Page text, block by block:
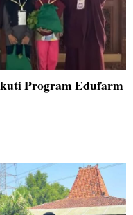
Program Edufarm